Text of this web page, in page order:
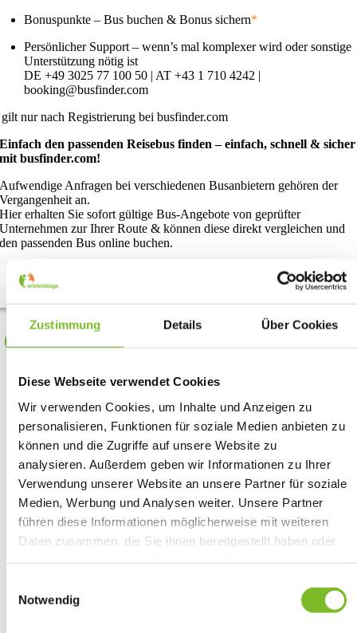
Zustimmung Details Über Cookies
Diese Webseite verwendet Cookies
Wir verwenden Cookies, um Inhalte und Anzeigen zu
personalisieren, Funktionen für soziale Medien anbieten zu
können und die Zugriffe auf unsere Website zu
analysieren. Außerdem geben wir Informationen zu Ihrer
Verwendung unserer Website an unsere Partner für soziale
Medien, Werbung und Analysen weiter. Unsere Partner
führen diese Informationen möglicherweise mit weiteren
Daten zusammen, die Sie ihnen bereitgestellt haben oder
Notwendig
Bonuspunkte – Bus buchen & Bonus sichern*
Persönlicher Support – wenn’s mal komplexer wird oder sonstige
Unterstützung nötig ist
DE +49 3025 77 100 50 | AT +43 1 710 4242 |
booking@busfinder.com
nur nach Registrierung bei busfinder.com
Einfach den passenden Reisebus finden – einfach, schnell & sicher
mit busfinder.com!
Aufwendige Anfragen bei verschiedenen Busanbietern gehören der
Vergangenheit an.
Hier erhalten Sie sofort gültige Bus-Angebote von geprüfter
Unternehmen zur Ihrer Route & können diese direkt vergleichen und
den passenden Bus online buchen.